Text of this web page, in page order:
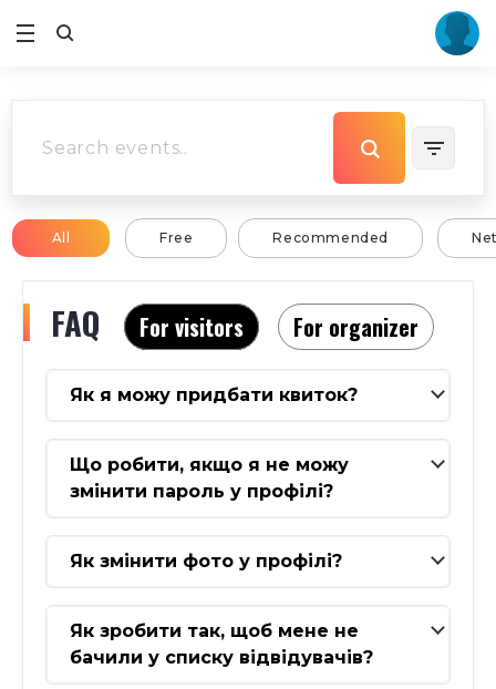
All Free Recommended
FAQ For visitors For organizer
Як я можу придбати квиток?
Що робити, якщо я не можу
змінити пароль у профілі?
Як змінити фото у профілі?
Як зробити так, щоб мене не
бачили у списку відвідувачів?